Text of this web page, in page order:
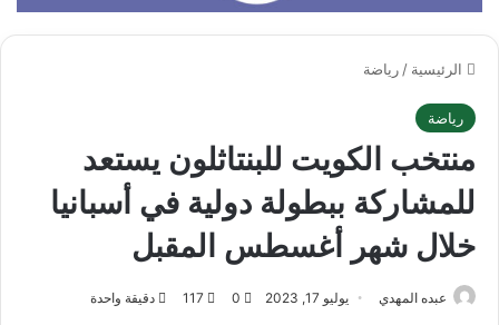
الرئيسية / رياضة
رياضة
منتخب الكويت للبنتاثلون يستعد
للمشاركة ببطولة دولية في أسبانيا
خلال شهر أغسطس المقبل
عبده المهدي يوليو 17, 2023 0
117 دقيقة واحدة